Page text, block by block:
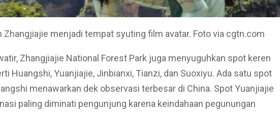
Zhangjiajie menjadi tempat syuting film avatar. Foto via cgtn.com
Zhangjiajie National Forest Park juga menyuguhkan spot keren
Huangshi, Yuanjiajie, Jinbianxi, Tianzi, dan Suoxiyu. Ada satu spot
menawarkan dek observasi terbesar di China. Spot Yuanjiajie
paling diminati pengunjung karena keindahaan pegunungan